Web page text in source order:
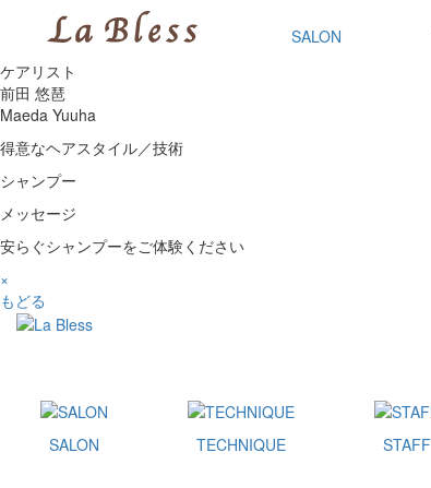
SALON
ケアリスト
前田 悠琶
Maeda Yuuha
得意なヘアスタイル／技術
シャンプー
メッセージ
安らぐシャンプーをご体験ください
×
もどる
SALON TECHNIQUE STAFF